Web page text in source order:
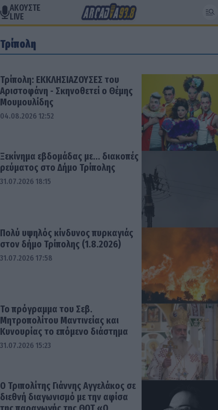
ΑΚΟΥΣΤΕ
LIVE
Τρίπολη
Τρίπολη: ΕΚΚΛΗΣΙΑΖΟΥΣΕΣ του
Αριστοφάνη - Σκηνοθετεί ο Θέμης
Μουμουλίδης
04.08.2026 12:52
Ξεκίνημα εβδομάδας με... διακοπές
ρεύματος στο Δήμο Τρίπολης
31.07.2026 18:15
Πολύ υψηλός κίνδυνος πυρκαγιάς
στον δήμο Τρίπολης (1.8.2026)
31.07.2026 17:58
Το πρόγραμμα του Σεβ.
Μητροπολίτου Μαντινείας και
Κυνουρίας το επόμενο διάστημα
31.07.2026 15:23
Ο Τριπολίτης Γιάννης Αγγελάκος σε
διεθνή διαγωνισμό με την αφίσα